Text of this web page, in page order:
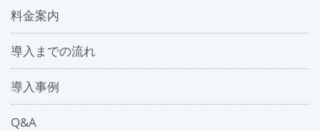
料金案内
導入までの流れ
導入事例
Q&A